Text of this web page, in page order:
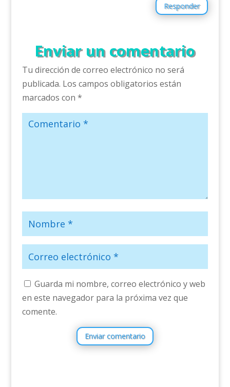
Responder
Enviar un comentario
Tu dirección de correo electrónico no será
publicada. Los campos obligatorios están
marcados con *
Guarda mi nombre, correo electrónico y web
en este navegador para la próxima vez que
comente.
Enviar comentario